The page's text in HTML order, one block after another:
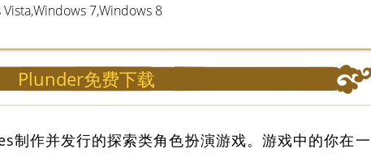
7,Windows 8
Plunder免费下载
制作并发行的探索类角色扮演游戏。游戏中的你在一